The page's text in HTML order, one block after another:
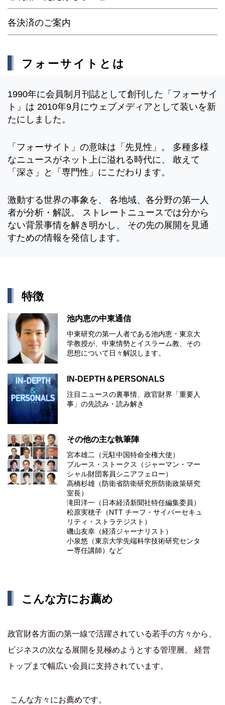
各決済のご案内
フォーサイトとは
1990年に会員制月刊誌として創刊した「フォーサイ
ト」は 2010年9月にウェブメディアとして装いを新
たにしました。
「フォーサイト」の意味は「先見性」。 多種多様
なニュースがネット上に溢れる時代に、 敢えて
「深さ」と「専門性」にこだわります。
激動する世界の事象を、 各地域、各分野の第一人
者が分析・解説。 ストレートニュースでは分から
ない背景事情を解き明かし、 その先の展開を見通
すための情報を発信します。
特徴
池内恵の中東通信
中東研究の第⼀⼈者である池内恵・東京⼤
学教授が、中東情勢とイスラーム教、その
思想について⽇々解説します。
IN-DEPTH＆PERSONALS
注目ニュースの裏事情、政官財界「重要人
事」の先読み・読み解き
その他の主な執筆陣
宮本雄二（元駐中国特命全権大使）
ブルース・ストークス（ジャーマン・マー
シャル財団客員シニアフェロー）
高橋杉雄（防衛省防衛研究所防衛政策研究
室長）
滝田洋一（日本経済新聞社特任編集委員）
松原実穂子（NTT チーフ・サイバーセキュ
リティ・ストラテジスト）
磯山友幸（経済ジャーナリスト）
小泉悠（東京大学先端科学技術研究センタ
ー専任講師）など
こんな方にお薦め
政官財各方面の第一線で活躍されている若手の方々から、
ビジネスの次なる展開を見極めようとする管理層、 経営
トップまで幅広い会員に支持されています。
こんな方々にお薦めです。